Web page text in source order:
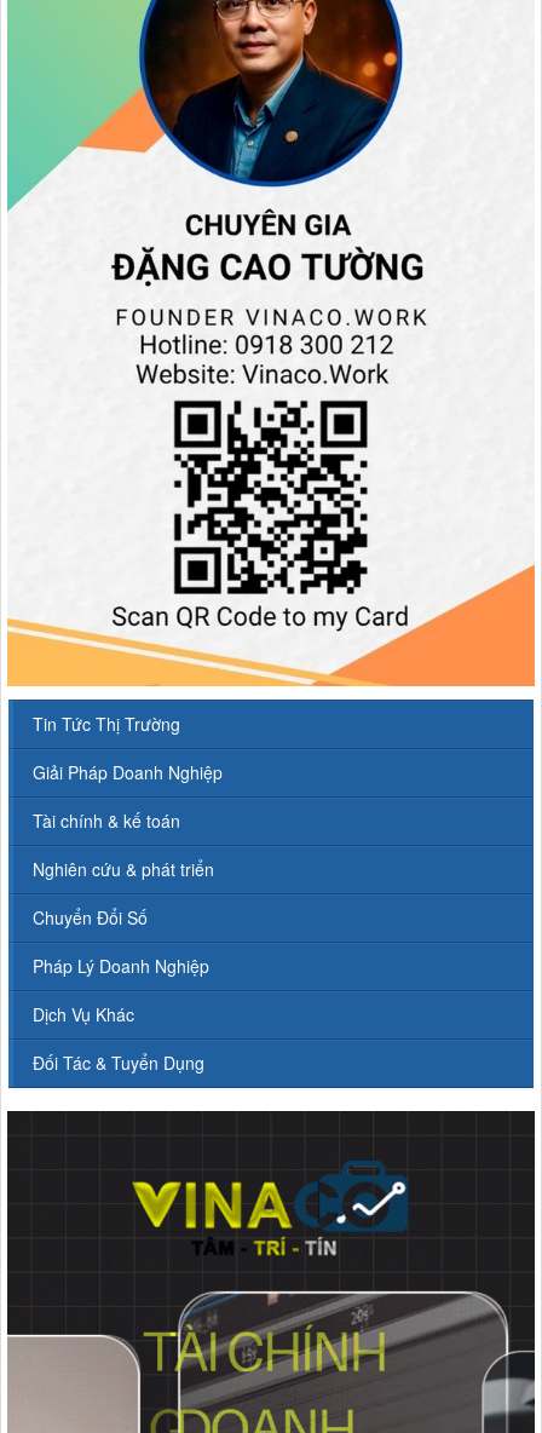
Tin Tức Thị Trường
Giải Pháp Doanh Nghiệp
Tài chính & kế toán
Nghiên cứu & phát triển
Chuyển Đổi Số
Pháp Lý Doanh Nghiệp
Dịch Vụ Khác
Đối Tác & Tuyển Dụng